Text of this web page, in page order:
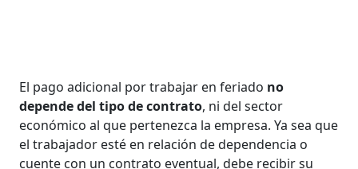
El pago adicional por trabajar en feriado no
depende del tipo de contrato, ni del sector
económico al que pertenezca la empresa. Ya sea que
el trabajador esté en relación de dependencia o
cuente con un contrato eventual, debe recibir su